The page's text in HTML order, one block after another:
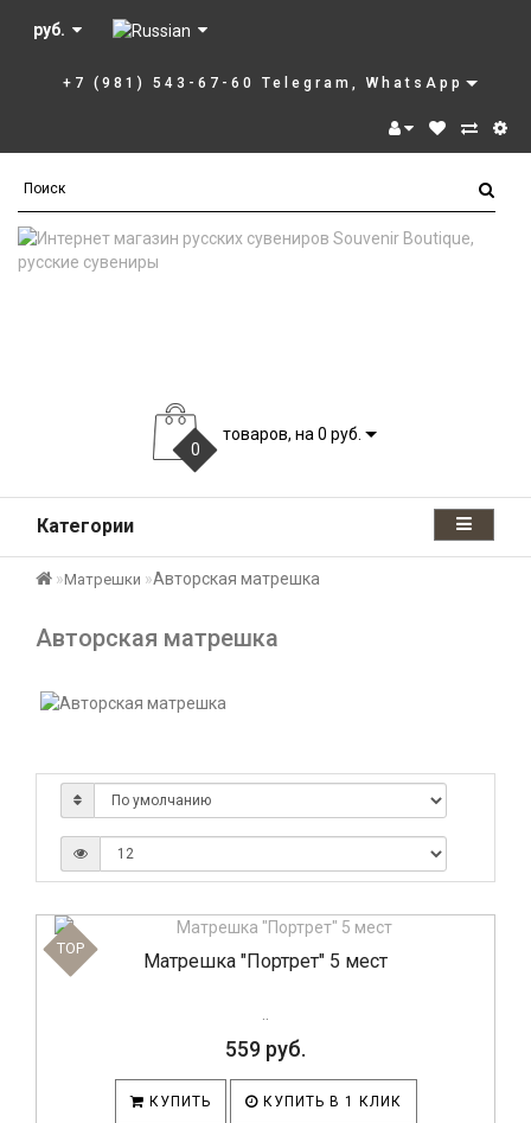
руб.
+7 (981) 543-67-60 Telegram, WhatsApp
0
товаров, на 0 руб.
Категории
Матрешки Авторская матрешка
Авторская матрешка
TOP
Матрешка "Портрет" 5 мест
..
559 руб.
КУПИТЬ КУПИТЬ В 1 КЛИК